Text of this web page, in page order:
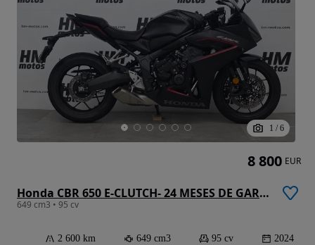
1 / 6
Honda CBR 650 E-CLUTCH- 24 MESES DE GARANTIA
649 cm3 • 95 cv
2 600 km 649 cm3 95 cv 2024
8 800 EUR